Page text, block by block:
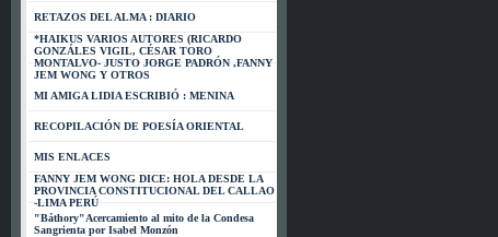
RETAZOS DEL ALMA : DIARIO
*HAIKUS VARIOS AUTORES (RICARDO
GONZÁLES VIGIL, CÉSAR TORO
MONTALVO- JUSTO JORGE PADRÓN ,FANNY
JEM WONG Y OTROS
MI AMIGA LIDIA ESCRIBIÓ : MENINA
RECOPILACIÓN DE POESÍA ORIENTAL
MIS ENLACES
FANNY JEM WONG DICE: HOLA DESDE LA
PROVINCIA CONSTITUCIONAL DEL CALLAO
-LIMA PERÚ
"Báthory"Acercamiento al mito de la Condesa
Sangrienta por Isabel Monzón